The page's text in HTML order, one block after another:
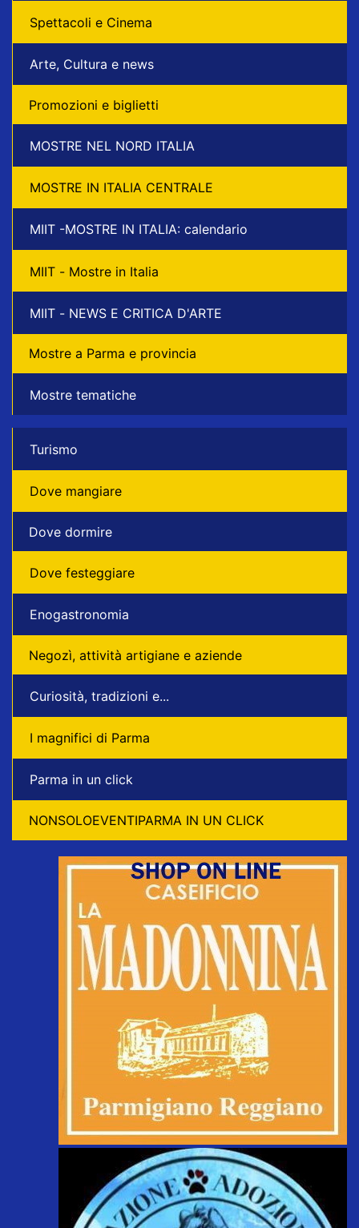
Spettacoli e Cinema
Arte, Cultura e news
Promozioni e biglietti
MOSTRE NEL NORD ITALIA
MOSTRE IN ITALIA CENTRALE
MIIT -MOSTRE IN ITALIA: calendario
MIIT - Mostre in Italia
MIIT - NEWS E CRITICA D'ARTE
Mostre a Parma e provincia
Mostre tematiche
Turismo
Dove mangiare
Dove dormire
Dove festeggiare
Enogastronomia
Negozì, attività artigiane e aziende
Curiosità, tradizioni e...
I magnifici di Parma
Parma in un click
NONSOLOEVENTIPARMA IN UN CLICK